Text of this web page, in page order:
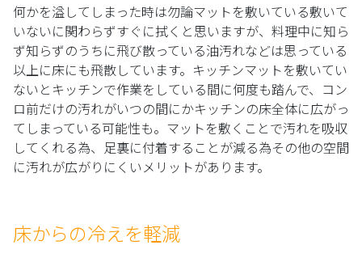
何かを溢してしまった時は勿論マットを敷いている敷いて
いないに関わらずすぐに拭くと思いますが、料理中に知ら
ず知らずのうちに飛び散っている油汚れなどは思っている
以上に床にも飛散しています。キッチンマットを敷いてい
ないとキッチンで作業をしている間に何度も踏んで、コン
ロ前だけの汚れがいつの間にかキッチンの床全体に広がっ
てしまっている可能性も。マットを敷くことで汚れを吸収
してくれる為、足裏に付着することが減る為その他の空間
に汚れが広がりにくいメリットがあります。
床からの冷えを軽減